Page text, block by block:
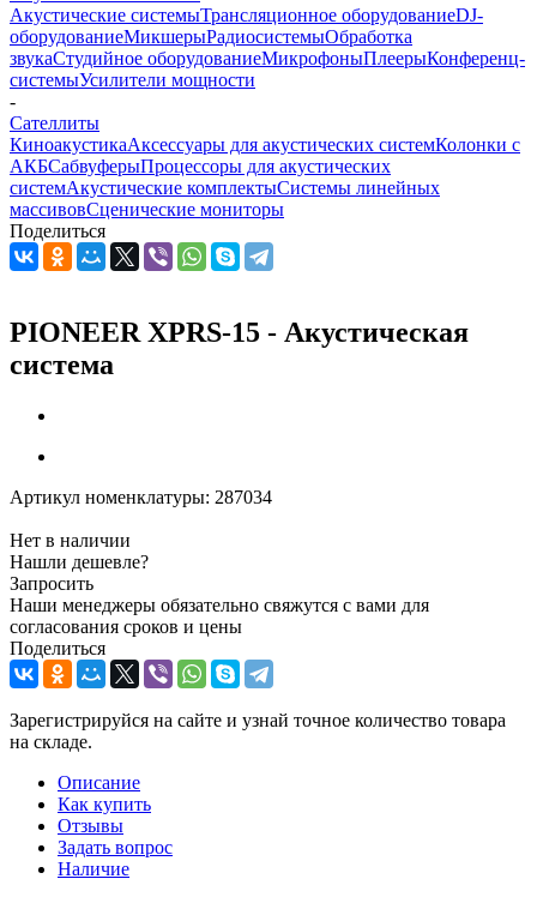
Акустические системыТрансляционное оборудованиеDJ-
оборудованиеМикшерыРадиосистемыОбработка
звукаСтудийное оборудованиеМикрофоныПлеерыКонференц-
системыУсилители мощности
-
Сателлиты
КиноакустикаАксессуары для акустических системКолонки с
АКБСабвуферыПроцессоры для акустических
системАкустические комплектыСистемы линейных
массивовСценические мониторы
Поделиться
PIONEER XPRS-15 - Акустическая
система
Артикул номенклатуры: 287034
Нет в наличии
Нашли дешевле?
Запросить
Наши менеджеры обязательно свяжутся с вами для
согласования сроков и цены
Поделиться
Зарегистрируйся на сайте и узнай точное количество товара
на складе.
Описание
Как купить
Отзывы
Задать вопрос
Наличие